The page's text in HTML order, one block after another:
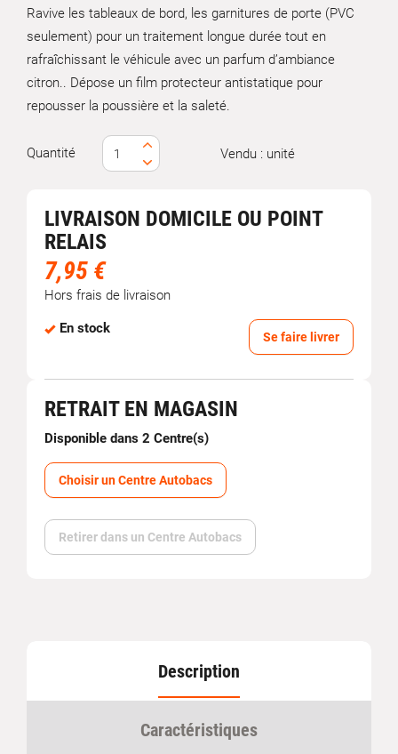
Ravive les tableaux de bord, les garnitures de porte (PVC
seulement) pour un traitement longue durée tout en
rafraîchissant le véhicule avec un parfum d’ambiance
citron.. Dépose un film protecteur antistatique pour
repousser la poussière et la saleté.
Quantité Vendu : unité
LIVRAISON DOMICILE OU POINT
RELAIS
7,95 €
Hors frais de livraison
En stock
Se faire livrer
RETRAIT EN MAGASIN
Disponible dans 2 Centre(s)
Choisir un Centre Autobacs
Retirer dans un Centre Autobacs
Description
Caractéristiques